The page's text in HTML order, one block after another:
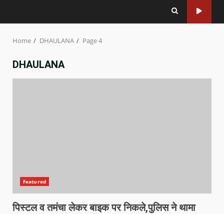
Home DHAULANA Page 4
DHAULANA
Featured
पिस्टल व तमंचा लेकर बाइक पर निकले,पुलिस ने थामा